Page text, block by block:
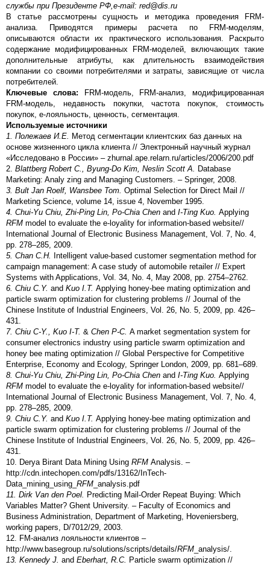
службы при Президенте РФ, e-mail: red@dis.ru
В статье рассмотрены сущность и методика проведения FRM-
анализа. Приводятся примеры расчета по FRM-моделям,
описываются области их практического использования. Раскрыто
содержание модифицированных FRM-моделей, включающих такие
дополнительные атрибуты, как длительность взаимодействия
компании со своими потребителями и затраты, зависящие от числа
потребителей.
Ключевые слова: FRM-модель, FRM-анализ, модифицированная
FRM-модель, недавность покупки, частота покупок, стоимость
покупок, е-лояльность, ценность, сегментация.
Используемые источники
1. Полежаев И.Е. Метод сегментации клиентских баз данных на
основе жизненного цикла клиента // Электронный научный журнал
«Исследовано в России» – zhurnal.ape.relarn.ru/articles/2006/200.pdf
2. Blattberg Robert C., Byung-Do Kim, Neslin Scott A. Database
Marketing: Analy zing and Managing Customers. – Springer, 2008.
3. Bult Jan Roelf, Wansbee Tom. Optimal Selection for Direct Mail //
Marketing Science, volume 14, issue 4, November 1995.
4. Chui-Yu Chiu, Zhi-Ping Lin, Po-Chia Chen and I-Ting Kuo. Applying
RFM model to evaluate the e-loyality for information-based website//
International Journal of Electronic Business Management, Vol. 7, No. 4,
pp. 278–285, 2009.
5. Chan C.H. Intelligent value-based customer segmentation method for
campaign management: A case study of automobile retailer // Expert
Systems with Applications, Vol. 34, No. 4, May 2008, pp. 2754–2762.
6. Chiu C.Y. and Kuo I.T. Applying honey-bee mating optimization and
particle swarm optimization for clustering problems // Journal of the
Chinese Institute of Industrial Engineers, Vol. 26, No. 5, 2009, pp. 426–
431.
7. Chiu C-Y., Kuo I-T. & Chen P-C. A market segmentation system for
consumer electronics industry using particle swarm optimization and
honey bee mating optimization // Global Perspective for Competitive
Enterprise, Economy and Ecology, Springer London, 2009, pp. 681–689.
8. Chui-Yu Chiu, Zhi-Ping Lin, Po-Chia Chen and I-Ting Kuo. Applying
RFM model to evaluate the e-loyality for information-based website//
International Journal of Electronic Business Management, Vol. 7, No. 4,
pp. 278–285, 2009.
9. Chiu C.Y. and Kuo I.T. Applying honey-bee mating optimization and
particle swarm optimization for clustering problems // Journal of the
Chinese Institute of Industrial Engineers, Vol. 26, No. 5, 2009, pp. 426–
431.
10. Derya Birant Data Mining Using RFM Analysis. –
http://cdn.intechopen.com/pdfs/13162/InTech-
Data_mining_using_ RFM _analysis.pdf
11. Dirk Van den Poel. Predicting Mail-Order Repeat Buying: Which
Variables Matter? Ghent University. – Faculty of Economics and
Business Administration, Department of Marketing, Hoveniersberg,
working papers, D/7012/29, 2003.
12. FM-анализ лояльности клиентов –
http://www.basegroup.ru/solutions/scripts/details/RFM _analysis/.
13. Kennedy J. and Eberhart, R.C. Particle swarm optimization //